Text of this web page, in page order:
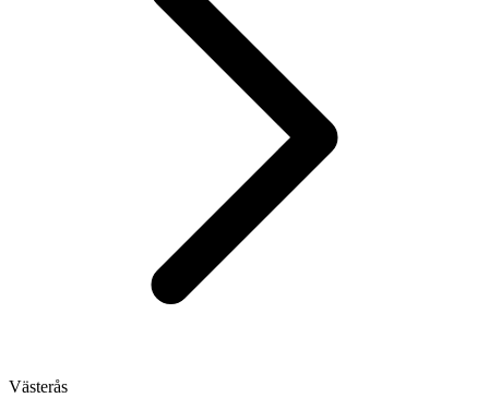
Västerås